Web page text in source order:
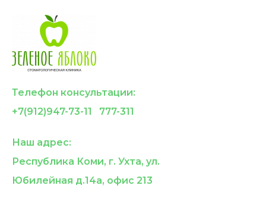
Телефон консультации:
+7(912)947-73-11 777-311
Наш адрес:
Республика Коми, г. Ухта, ул.
Юбилейная д.14а, офис 213